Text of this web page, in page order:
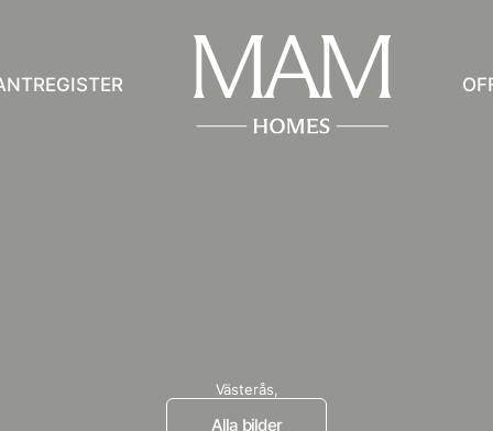
Västerås,
Alla bilder